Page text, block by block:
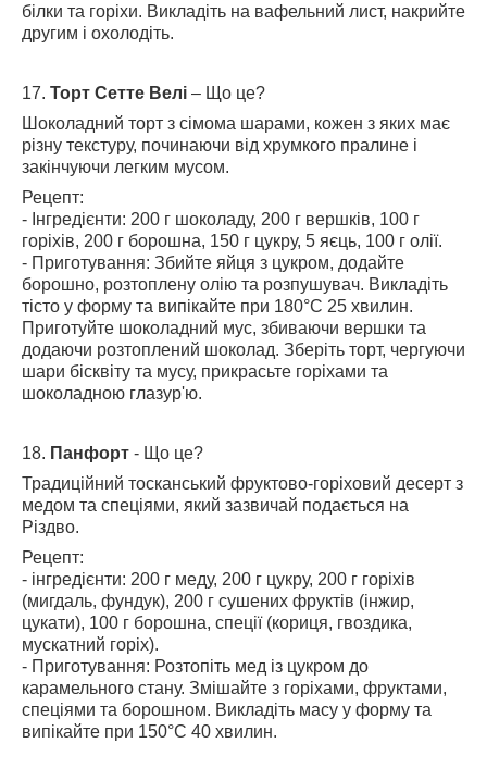
білки та горіхи. Викладіть на вафельний лист, накрийте
другим і охолодіть.
17. Торт Сетте Велі – Що це?
Шоколадний торт з сімома шарами, кожен з яких має
різну текстуру, починаючи від хрумкого пралине і
закінчуючи легким мусом.
Рецепт:
- Інгредієнти: 200 г шоколаду, 200 г вершків, 100 г
горіхів, 200 г борошна, 150 г цукру, 5 яєць, 100 г олії.
- Приготування: Збийте яйця з цукром, додайте
борошно, розтоплену олію та розпушувач. Викладіть
тісто у форму та випікайте при 180°C 25 хвилин.
Приготуйте шоколадний мус, збиваючи вершки та
додаючи розтоплений шоколад. Зберіть торт, чергуючи
шари бісквіту та мусу, прикрасьте горіхами та
шоколадною глазур'ю.
18. Панфорт - Що це?
Традиційний тосканський фруктово-горіховий десерт з
медом та спеціями, який зазвичай подається на
Різдво.
Рецепт:
- інгредієнти: 200 г меду, 200 г цукру, 200 г горіхів
(мигдаль, фундук), 200 г сушених фруктів (інжир,
цукати), 100 г борошна, спеції (кориця, гвоздика,
мускатний горіх).
- Приготування: Розтопіть мед із цукром до
карамельного стану. Змішайте з горіхами, фруктами,
спеціями та борошном. Викладіть масу у форму та
випікайте при 150°C 40 хвилин.